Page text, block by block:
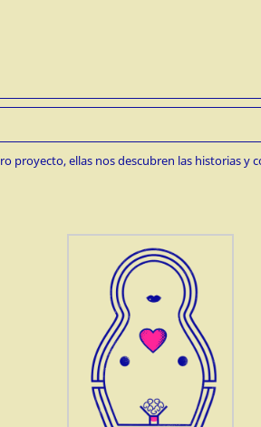
proyecto, ellas nos descubren las historias y